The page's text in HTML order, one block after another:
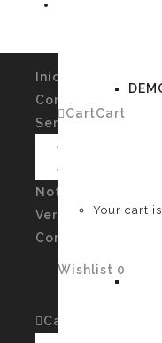
CartCart
Your cart
Wishlist 0
Inicio
Conócenos
Servicios
Noticias
Verssiones
Contacto
Cart